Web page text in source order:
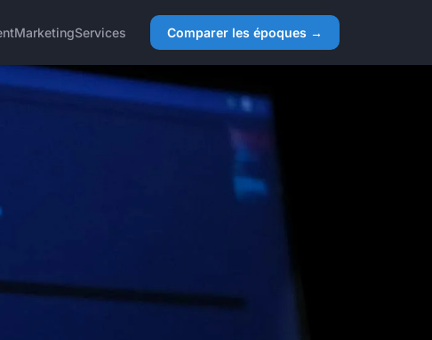
MarketingServices Comparer les époques →